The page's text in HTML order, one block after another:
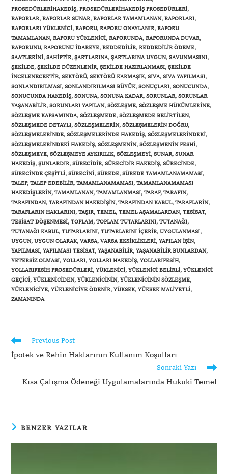
PROSEDÜRLERIHAKEDIŞ, PROSEDÜRLERIHAKEDIŞ PROSEDÜRLERI,
RAPORLAR, RAPORLAR SUNAR, RAPORLAR TAMAMLANAN, RAPORLARI,
RAPORLARI YÜKLENICI, RAPORU, RAPORU ONAYLANIR, RAPORU
TAMAMLANAN, RAPORU YÜKLENICI, RAPORUNDA, RAPORUNDA DUVAR,
RAPORUNU, RAPORUNU IDAREYE, REDDEDILIR, REDDEDILIR ÖDEME,
SAATLERINI, SAHIPTIR, ŞARTLARINA, ŞARTLARINA UYGUN, SAVUNMASINI,
ŞEKILDE, ŞEKILDE DÜZENLENIR, ŞEKILDE HAZIRLANMASI, ŞEKILDE
INCELENECEKTIR, SEKTÖRÜ, SEKTÖRÜ KARMAŞIK, SIVA, SIVA YAPILMASI,
SONLANDIRILMASI, SONLANDIRILMASI BÜYÜK, SONUÇLARI, SONUCUNDA,
SONUCUNDA HAKEDIŞ, SONUNA, SONUNA KADAR, SORUNLAR, SORUNLAR
YAŞANABILIR, SORUNLARI YAPILAN, SÖZLEŞME, SÖZLEŞME HÜKÜMLERINE,
SÖZLEŞME KAPSAMINDA, SÖZLEŞMEDE, SÖZLEŞMEDE BELIRTILEN,
SÖZLEŞMEDE DETAYLI, SÖZLEŞMELERIN, SÖZLEŞMELERIN DOĞRU,
SÖZLEŞMELERINDE, SÖZLEŞMELERINDE HAKEDIŞ, SÖZLEŞMELERINDEKI,
SÖZLEŞMELERINDEKI HAKEDIŞ, SÖZLEŞMENIN, SÖZLEŞMENIN FESHI,
SÖZLEŞMEYE, SÖZLEŞMEYE AYKIRILIK, SÖZLEŞMEYI, SUNAR, SUNAR
HAKEDIŞ, ŞUNLARDIR, SÜRECIDIR, SÜRECIDIR HAKEDIŞ, SÜRECINDE,
SÜRECINDE ÇEŞITLI, SÜRECINI, SÜREDE, SÜREDE TAMAMLANAMAMASI,
TALEP, TALEP EDEBILIR, TAMAMLANAMAMASI, TAMAMLANAMAMASI
HAKEDIŞLERIN, TAMAMLANAN, TAMAMLANMASI, TARAF, TARAFIN,
TARAFINDAN, TARAFINDAN HAKEDIŞIN, TARAFINDAN KABUL, TARAFLARIN,
TARAFLARIN HAKLARINI, TAŞIR, TEMEL, TEMEL AŞAMALARDAN, TESISAT,
TESISAT DÖŞENMESI, TOPLAM, TOPLAM TUTARLARINI, TUTANAĞI,
TUTANAĞI KABUL, TUTARLARINI, TUTARLARINI IÇERIR, UYGULANMASI,
UYGUN, UYGUN OLARAK, VARSA, VARSA EKSIKLIKLERI, YAPILAN IŞIN,
YAPILMASI, YAPILMASI TESISAT, YAŞANABILIR, YAŞANABILIR BUNLARDAN,
YETERSIZ OLMASI, YOLLARI, YOLLARI HAKEDIŞ, YOLLARIFESIH,
YOLLARIFESIH PROSEDÜRLERI, YÜKLENICI, YÜKLENICI BELIRLI, YÜKLENICI
GEÇICI, YÜKLENICIDEN, YÜKLENICININ, YÜKLENICININ SÖZLEŞME,
YÜKLENICIYE, YÜKLENICIYE ÖDENIR, YÜKSEK, YÜKSEK MALIYETLI,
ZAMANINDA
Previous Post
İpotek ve Rehin Haklarının Kullanım Koşulları
Sonraki Yazı
Kısa Çalışma Ödeneği Uygulamalarında Hukuki Temel
BENZER YAZILAR